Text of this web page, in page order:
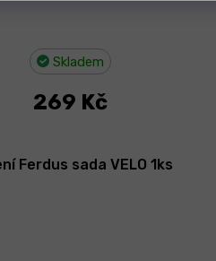
Skladem
269 Kč
Ferdus sada VELO 1ks